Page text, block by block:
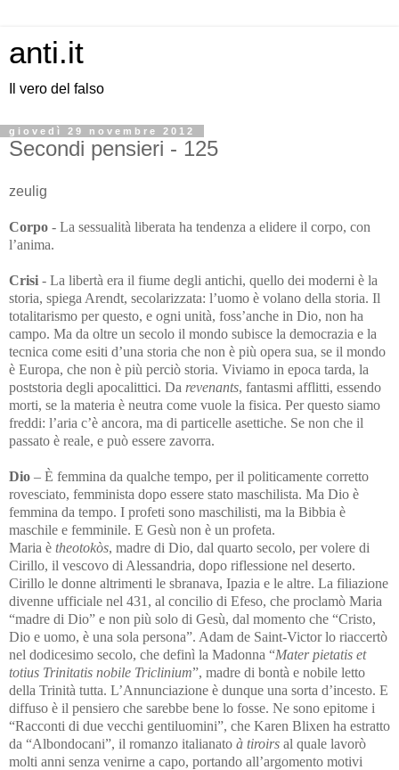
anti.it
Il vero del falso
giovedì 29 novembre 2012
Secondi pensieri - 125
zeulig
Corpo - La sessualità liberata ha tendenza a elidere il corpo, con
l’anima.
Crisi - La libertà era il fiume degli antichi, quello dei moderni è la
storia, spiega Arendt, secolarizzata: l’uomo è volano della storia. Il
totalitarismo per questo, e ogni unità, foss’anche in Dio, non ha
campo. Ma da oltre un secolo il mondo subisce la democrazia e la
tecnica come esiti d’una storia che non è più opera sua, se il mondo
è Europa, che non è più perciò storia. Viviamo in epoca tarda, la
poststoria degli apocalittici. Da revenants, fantasmi afflitti, essendo
morti, se la materia è neutra come vuole la fisica. Per questo siamo
freddi: l’aria c’è ancora, ma di particelle asettiche. Se non che il
passato è reale, e può essere zavorra.
Dio – È femmina da qualche tempo, per il politicamente corretto
rovesciato, femminista dopo essere stato maschilista. Ma Dio è
femmina da tempo. I profeti sono maschilisti, ma la Bibbia è
maschile e femminile. E Gesù non è un profeta.
Maria è theotokòs, madre di Dio, dal quarto secolo, per volere di
Cirillo, il vescovo di Alessandria, dopo riflessione nel deserto.
Cirillo le donne altrimenti le sbranava, Ipazia e le altre. La filiazione
divenne ufficiale nel 431, al concilio di Efeso, che proclamò Maria
“madre di Dio” e non più solo di Gesù, dal momento che “Cristo,
Dio e uomo, è una sola persona”. Adam de Saint-Victor lo riaccertò
nel dodicesimo secolo, che definì la Madonna “Mater pietatis et
totius Trinitatis nobile Triclinium”, madre di bontà e nobile letto
della Trinità tutta. L’Annunciazione è dunque una sorta d’incesto. E
diffuso è il pensiero che sarebbe bene lo fosse. Ne sono epitome i
“Racconti di due vecchi gentiluomini”, che Karen Blixen ha estratto
da “Albondocani”, il romanzo italianato à tiroirs al quale lavorò
molti anni senza venirne a capo, portando all’argomento motivi